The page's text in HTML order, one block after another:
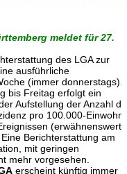
meldet für 27.
des LGA zur
ausführliche
(immer donnerstags).
bis Freitag erfolgt ein
Aufstellung der Anzahl
pro 100.000-
(erwähnenswerte
Berichterstattung am
mit geringen
mehr vorgesehen.
erscheint künftig immer